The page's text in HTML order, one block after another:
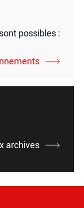
possibles :
archives